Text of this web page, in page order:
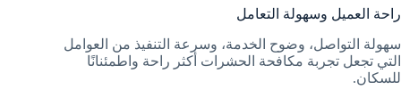
راحة العميل وسهولة التعامل
سهولة التواصل، وضوح الخدمة، وسرعة التنفيذ من العوامل
التي تجعل تجربة مكافحة الحشرات أكثر راحة واطمئنانًا
للسكان.